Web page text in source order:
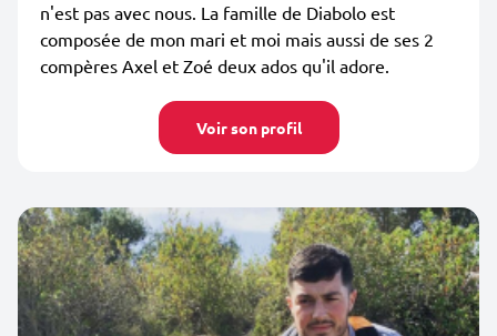
n'est pas avec nous. La famille de Diabolo est
composée de mon mari et moi mais aussi de ses 2
compères Axel et Zoé deux ados qu'il adore.
Voir son profil